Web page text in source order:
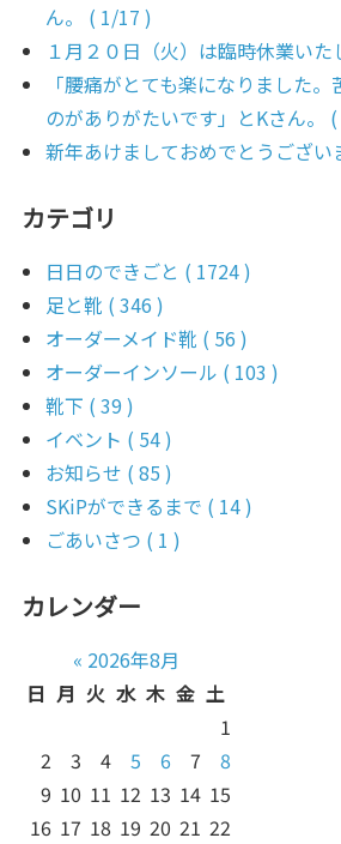
ん。 ( 1/17 )
１月２０日（火）は臨時休業い
「腰痛がとても楽になりました
のがありがたいです」とKさん。
新年あけましておめでとうござい
カテゴリ
日日のできごと ( 1724 )
足と靴 ( 346 )
オーダーメイド靴 ( 56 )
オーダーインソール ( 103 )
靴下 ( 39 )
イベント ( 54 )
お知らせ ( 85 )
SKiPができるまで ( 14 )
ごあいさつ ( 1 )
カレンダー
« 2026年8月
日 月 火 水 木 金 土
1
2
3 4 5 6 7
8
9 10 11 12 13 14 15
16 17 18 19 20 21 22